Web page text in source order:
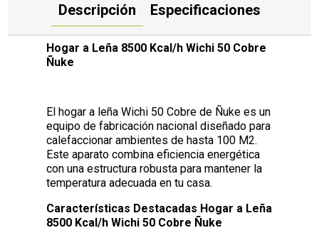
Descripción Especificaciones
Hogar a Leña 8500 Kcal/h Wichi 50 Cobre
Ñuke
El hogar a leña Wichi 50 Cobre de Ñuke es un
equipo de fabricación nacional diseñado para
calefaccionar ambientes de hasta 100 M2.
Este aparato combina eficiencia energética
con una estructura robusta para mantener la
temperatura adecuada en tu casa.
Características Destacadas Hogar a Leña
8500 Kcal/h Wichi 50 Cobre Ñuke